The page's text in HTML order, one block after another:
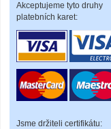
Akceptujeme tyto druhy
platebních karet:
Jsme držiteli certifikátu: